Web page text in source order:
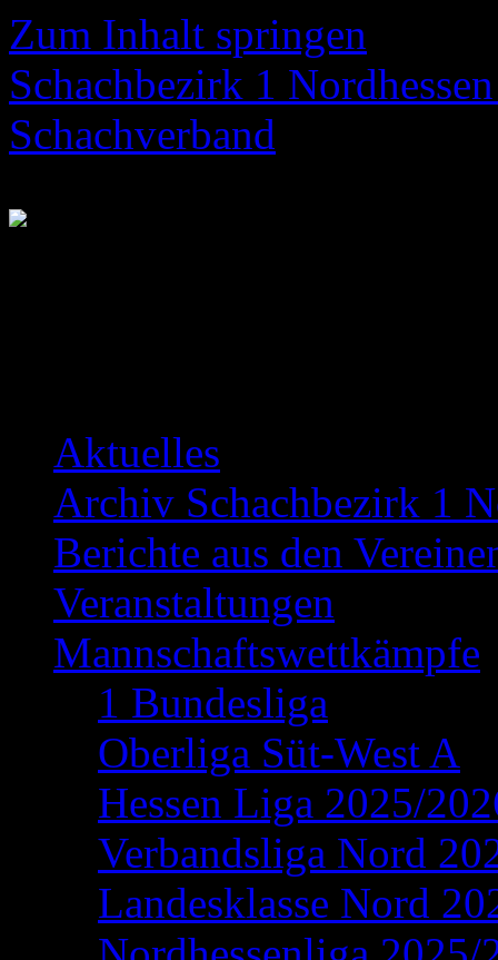
Zum Inhalt springen
Schachbezirk 1
Schachverband
Aktuelles
Archiv Schachbezirk 1
Berichte aus den
Veranstaltungen
Mannschaftswettkämpfe
1 Bundesliga
Oberliga Süt-West A
Hessen Liga 2025/
Verbandsliga Nord
Landesklasse Nord